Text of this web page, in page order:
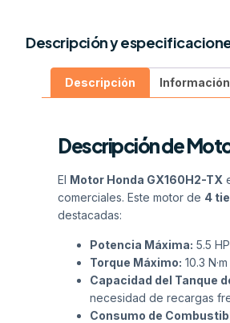
Descripción y
Descripción
Descripción de
El Motor Honda GX160H2-TX
comerciales. Este motor de 4
destacadas:
Potencia Máxima: 5.5
Torque Máximo: 10.3
Capacidad del Tanque
necesidad de recargas
Consumo de